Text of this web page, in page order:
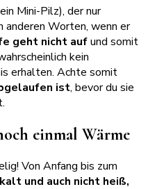
Mini-Pilz), der nur
anderen Worten, wenn er
geht nicht aufund somit
kein
erhalten. Achte somit
ist, bevor du sie
einmal Wärme
Von Anfang bis zum
und auch nicht heiß,